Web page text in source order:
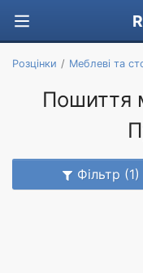
Розцінки Меблеві та
Пошиття
Фільтр (1)